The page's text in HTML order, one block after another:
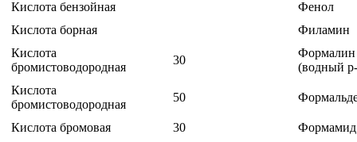
Кислота бензойная
Фенол
Кислота борная
Филамин
Кислота
бромистоводородная
30
Формалин
(водный
Кислота
бромистоводородная
50
Кислота бромовая 30